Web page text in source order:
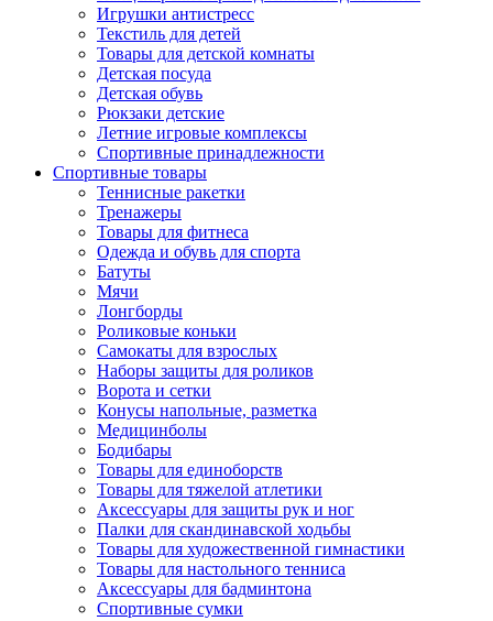
Игрушки антистресс
Текстиль для детей
Товары для детской комнаты
Детская посуда
Детская обувь
Рюкзаки детские
Летние игровые комплексы
Спортивные принадлежности
Спортивные товары
Теннисные ракетки
Тренажеры
Товары для фитнеса
Одежда и обувь для спорта
Батуты
Мячи
Лонгборды
Роликовые коньки
Самокаты для взрослых
Наборы защиты для роликов
Ворота и сетки
Конусы напольные, разметка
Медицинболы
Бодибары
Товары для единоборств
Товары для тяжелой атлетики
Аксессуары для защиты рук и ног
Палки для скандинавской ходьбы
Товары для художественной гимнастики
Товары для настольного тенниса
Аксессуары для бадминтона
Спортивные сумки